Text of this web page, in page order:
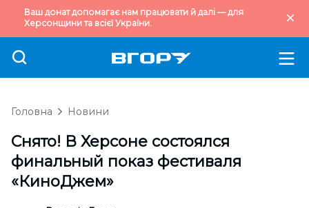
Ваш донат допомагає нам працювати й далі — для
Херсонщини та всієї України.
Головна Новини
Снято! В Херсоне состоялся
финальный показ фестиваля
«КиноДжем»